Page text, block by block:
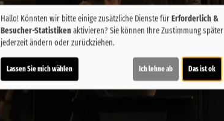
Hallo! Könnten wir bitte einige zusätzliche Dienste fürErforderlich &
Besucher-Statistikenaktivieren? Sie können Ihre Zustimmung später
jederzeit ändern oder zurückziehen.
Lassen Sie mich wählen Ich lehne ab Das ist ok